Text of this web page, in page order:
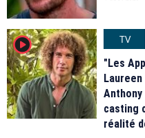
player2
TV
"Les
casting
réalité